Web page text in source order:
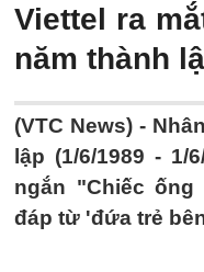
Viettel ra
năm thành
(VTC News) -
lập (1/6/1989 - 1/
ngắn "Chiếc
đáp từ 'đứa trẻ